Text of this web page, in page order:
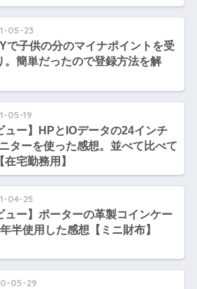
05-23
で子供の分のマイナポイントを受
。簡単だったので登録方法を解
05-19
ュー】HPとIOデータの24インチ
ターを使った感想。並べて比べて
在宅勤務用】
04-25
ュー】ポーターの革製コインケー
半使用した感想【ミニ財布】
05-29